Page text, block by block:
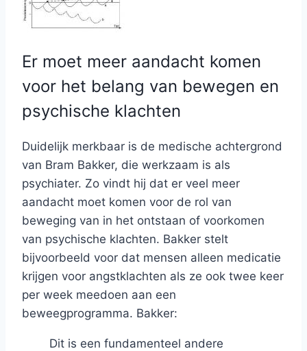
Er moet meer aandacht komen
voor het belang van bewegen en
psychische klachten
Duidelijk merkbaar is de medische achtergrond
van Bram Bakker, die werkzaam is als
psychiater. Zo vindt hij dat er veel meer
aandacht moet komen voor de rol van
beweging van in het ontstaan of voorkomen
van psychische klachten. Bakker stelt
bijvoorbeeld voor dat mensen alleen medicatie
krijgen voor angstklachten als ze ook twee keer
per week meedoen aan een
beweegprogramma. Bakker:
Dit is een fundamenteel andere